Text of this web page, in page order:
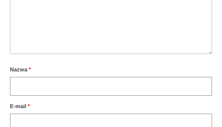
Nazwa *
E-mail *